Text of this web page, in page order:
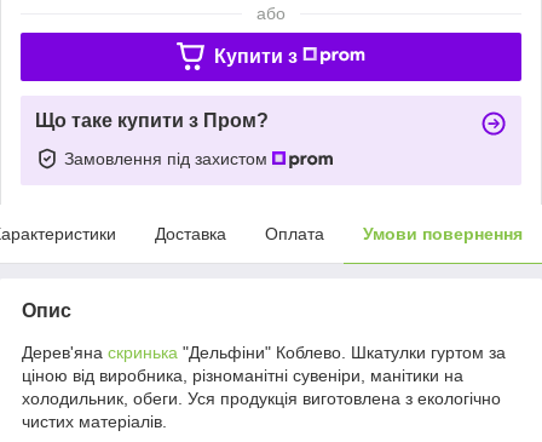
або
Купити з
Що таке купити з Пром?
Замовлення під захистом
Доставка Оплата Умови повернення
Опис
Дерев'яна скринька "Дельфіни" Коблево. Шкатулки гуртом за
ціною від виробника, різноманітні сувеніри, манітики на
холодильник, обеги. Уся продукція виготовлена з екологічно
чистих матеріалів.